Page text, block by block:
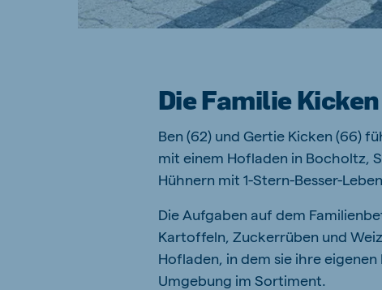
Die Familie
Ben (62) und Gertie Kicken (66)
mit einem Hofladen in Bocholtz,
Hühnern mit 1-Stern-Besser-
Die Aufgaben auf dem
Kartoffeln, Zuckerrüben und
Hofladen, in dem sie ihre
Umgebung im Sortiment.